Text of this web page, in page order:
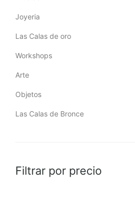
Joyeria
Las Calas de oro
Workshops
Arte
Objetos
Las Calas de Bronce
Filtrar por precio